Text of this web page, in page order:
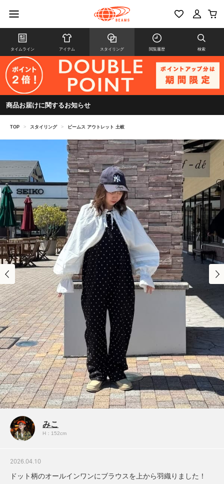
タイムライン アイテム スタイリング 閲覧履歴 検索
商品お届けに関するお知らせ
TOP > スタイリング > ビームス アウトレット 土岐
みこ
H：152cm
2026.04.10
ドット柄のオールインワンにブラウスを上から羽織りました！